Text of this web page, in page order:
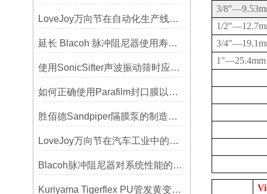
LoveJoy万向节在自动化生产线中的核心作用
延长 Blacoh 脉冲阻尼器使用寿命的维护技巧大公开
使用SonicSifter声波振动筛时应注意的几个方面
如何正确使用Parafilm封口膜以确保实验结果的准确性？
胜佰德Sandpiper隔膜泵的制造工艺和技术难点
LoveJoy万向节在汽车工业中的重要性
Blacoh脉冲阻尼器对系统性能的影响分析
Kuriyama Tigerflex PU管发黄变硬怎么办？
3/8"—
1/2"—
3/4"—
1"—25.4mm